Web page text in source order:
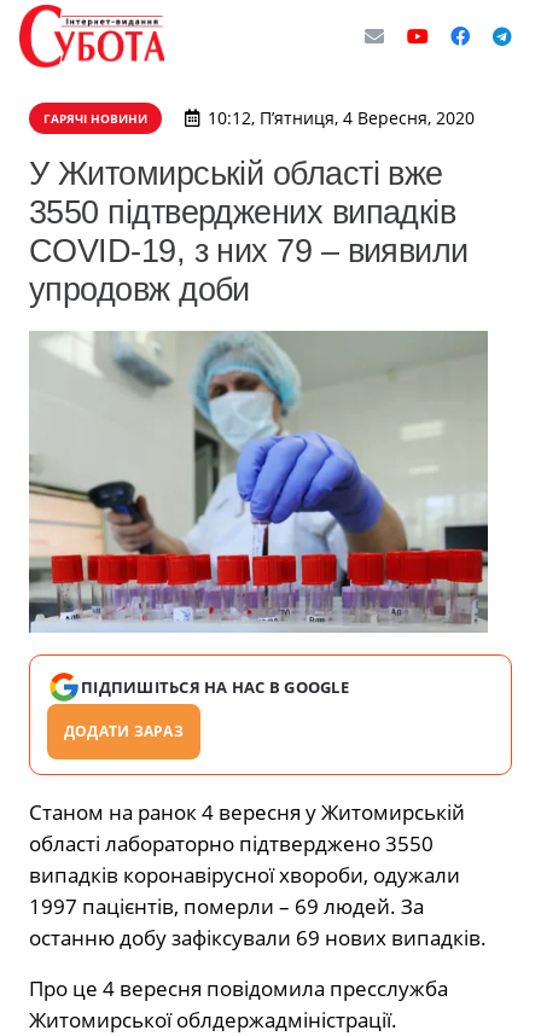
ГАРЯЧІ НОВИНИ 10:12, П’ятниця, 4 Вересня, 2020
​У Житомирській області вже
3550 підтверджених випадків
COVID-19, з них 79 – виявили
упродовж доби
ПІДПИШІТЬСЯ НА НАС В GOOGLE
ДОДАТИ ЗАРАЗ
Станом на ранок 4 вересня у Житомирській
області лабораторно підтверджено 3550
випадків коронавірусної хвороби, одужали
1997 пацієнтів, померли – 69 людей. За
останню добу зафіксували 69 нових випадків.
Про це 4 вересня повідомила пресслужба
Житомирської облдержадміністрації.